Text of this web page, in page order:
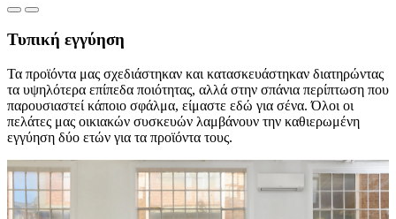
Τυπική εγγύηση
Τα προϊόντα μας σχεδιάστηκαν και κατασκευάστηκαν διατηρώντας
τα υψηλότερα επίπεδα ποιότητας, αλλά στην σπάνια περίπτωση που
παρουσιαστεί κάποιο σφάλμα, είμαστε εδώ για σένα. Όλοι οι
πελάτες μας οικιακών συσκευών λαμβάνουν την καθιερωμένη
εγγύηση δύο ετών για τα προϊόντα τους.